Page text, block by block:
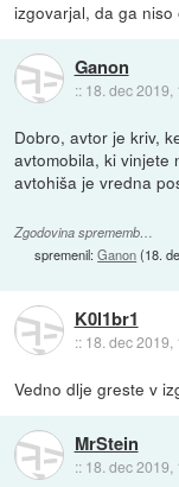
izgovarjal, da ga
Ganon
:: 18. dec 2019,
Dobro, avtor je kriv,
avtomobila, ki vinjete
avtohiša je vredna
Zgodovina sprememb…
spremenil:Ganon(18.
K0l1br1
:: 18. dec 2019,
Vedno dlje greste v
MrStein
:: 18. dec 2019,